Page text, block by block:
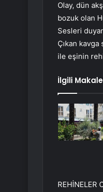
Olay, dün
bozuk olan
Sesleri
Çıkan
ile eşinin
İlgili
REHİNELER